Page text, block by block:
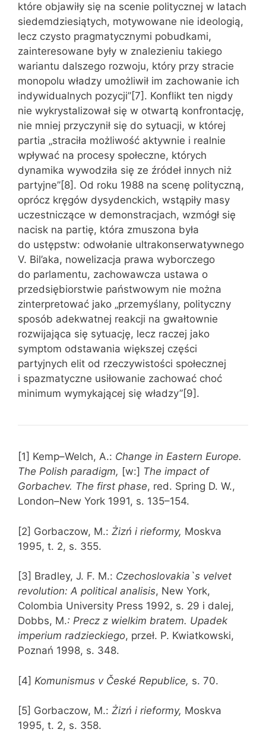
które objawiły się na scenie politycznej w latach
siedemdziesiątych, motywowane nie ideologią,
lecz czysto pragmatycznymi pobudkami,
zainteresowane były w znalezieniu takiego
wariantu dalszego rozwoju, który przy stracie
monopolu władzy umożliwił im zachowanie ich
indywidualnych pozycji”[7]. Konflikt ten nigdy
nie wykrystalizował się w otwartą konfrontację,
nie mniej przyczynił się do sytuacji, w której
partia „straciła możliwość aktywnie i realnie
wpływać na procesy społeczne, których
dynamika wywodziła się ze źródeł innych niż
partyjne”[8]. Od roku 1988 na scenę polityczną,
oprócz kręgów dysydenckich, wstąpiły masy
uczestniczące w demonstracjach, wzmógł się
nacisk na partię, która zmuszona była
do ustępstw: odwołanie ultrakonserwatywnego
V. Bil’aka, nowelizacja prawa wyborczego
do parlamentu, zachowawcza ustawa o
przedsiębiorstwie państwowym nie można
zinterpretować jako „przemyślany, polityczny
sposób adekwatnej reakcji na gwałtownie
rozwijająca się sytuację, lecz raczej jako
symptom odstawania większej części
partyjnych elit od rzeczywistości społecznej
i spazmatyczne usiłowanie zachować choć
minimum wymykającej się władzy”[9].
[1] Kemp–Welch, A.: Change in Eastern Europe.
The Polish paradigm, [w:] The impact of
Gorbachev. The first phase, red. Spring D. W.,
London–New York 1991, s. 135–154.
[2] Gorbaczow, M.: Żizń i rieformy, Moskva
1995, t. 2, s. 355.
[3] Bradley, J. F. M.: Czechoslovakia`s velvet
revolution: A political analisis, New York,
Colombia University Press 1992, s. 29 i dalej,
Dobbs, M.: Precz z wielkim bratem. Upadek
imperium radzieckiego, przeł. P. Kwiatkowski,
Poznań 1998, s. 348.
[4] Komunismus v České Republice, s. 70.
[5] Gorbaczow, M.: Żizń i rieformy, Moskva
1995, t. 2, s. 358.